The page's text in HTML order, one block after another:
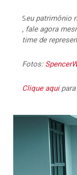
Seu patrimônio
, fale agora
time de
Fotos:
Clique aquipara